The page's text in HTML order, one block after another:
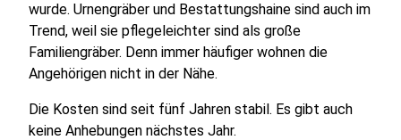
wurde. Urnengräber und Bestattungshaine sind auch im
Trend, weil sie pflegeleichter sind als große
Familiengräber. Denn immer häufiger wohnen die
Angehörigen nicht in der Nähe.
Die Kosten sind seit fünf Jahren stabil. Es gibt auch
keine Anhebungen nächstes Jahr.